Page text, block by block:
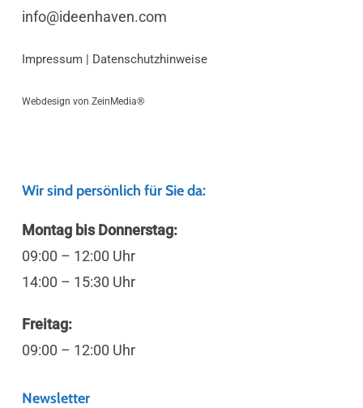
info@ideenhaven.com
Impressum| Datenschutzhinweise
Webdesign von ZeinMedia®
Wir sind persönlich für Sie da:
Montag bis Donnerstag:
09:00 – 12:00 Uhr
14:00 – 15:30 Uhr
Freitag:
09:00 – 12:00 Uhr
Newsletter